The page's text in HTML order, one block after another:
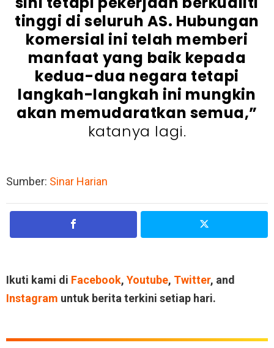
tinggi di seluruh AS. Hubungan
komersial ini telah memberi
manfaat yang baik kepada
kedua-dua negara tetapi
langkah-langkah ini mungkin
akan memudaratkan semua,”
katanya lagi.
Sumber: Sinar Harian
Ikuti kami di Facebook, Youtube, Twitter, and
Instagram untuk berita terkini setiap hari.